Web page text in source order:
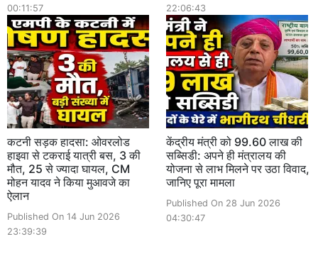
00:11:57
22:06:43
कटनी सड़क हादसा: ओवरलोड
हाइवा से टकराई यात्री बस, 3 की
मौत, 25 से ज्यादा घायल, CM
मोहन यादव ने किया मुआवजे का
ऐलान
Published On 14 Jun 2026
23:39:39
केंद्रीय मंत्री को 99.60 लाख की
सब्सिडी: अपने ही मंत्रालय की
योजना से लाभ मिलने पर उठा विवाद,
जानिए पूरा मामला
Published On 28 Jun 2026
04:30:47